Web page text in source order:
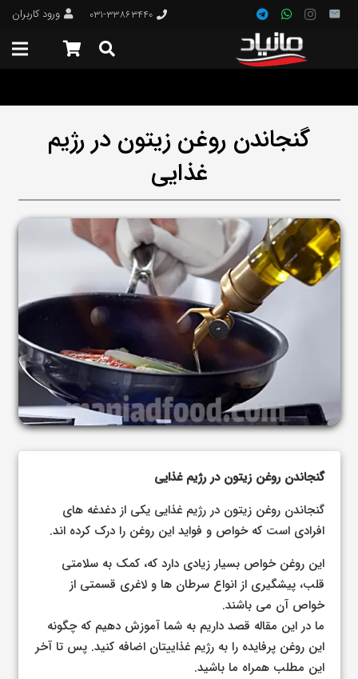
۰۳۱-۳۳۸۶۳۴۴۰ ورود کاربران
گنجاندن روغن زیتون در رژیم
غذایی
گنجاندن روغن زیتون در رژیم غذایی
گنجاندن روغن زیتون در رژیم غذایی یکی از دغدغه های
افرادی است که خواص و فواید این روغن را درک کرده اند.
این روغن خواص بسیار زیادی دارد که، کمک به سلامتی
قلب، پیشگیری از انواع سرطان ها و لاغری قسمتی از
خواص آن می باشند.
ما در این مقاله قصد داریم به شما آموزش دهیم که چگونه
این روغن پرفایده را به رژیم غذاییتان اضافه کنید. پس تا آخر
این مطلب همراه ما باشید.